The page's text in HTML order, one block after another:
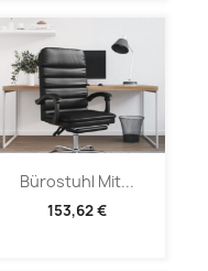
Bürostuhl Mit...
153,62 €